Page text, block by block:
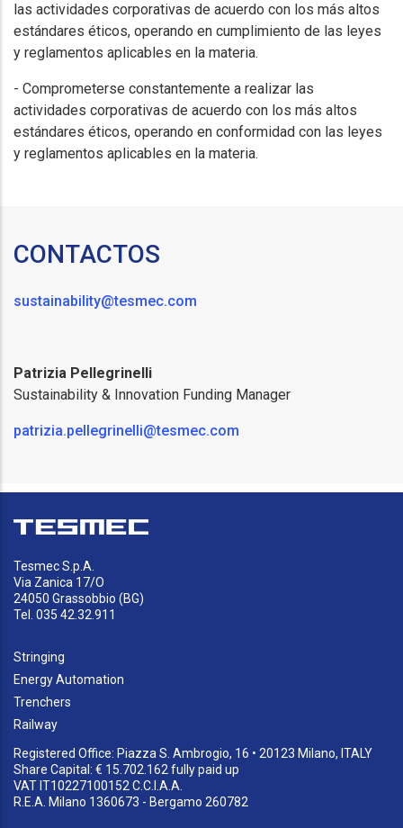
las actividades corporativas de acuerdo con los más altos
estándares éticos, operando en cumplimiento de las leyes
y reglamentos aplicables en la materia.
- Comprometerse constantemente a realizar las
actividades corporativas de acuerdo con los más altos
estándares éticos, operando en conformidad con las leyes
y reglamentos aplicables en la materia.
CONTACTOS
sustainability@tesmec.com
Patrizia Pellegrinelli
Sustainability & Innovation Funding Manager
patrizia.pellegrinelli@tesmec.com
Tesmec S.p.A.
Via Zanica 17/O
24050 Grassobbio (BG)
Tel. 035 42.32.911
Stringing
Energy Automation
Trenchers
Railway
Registered Office: Piazza S. Ambrogio, 16 • 20123 Milano, ITALY
Share Capital: € 15.702.162 fully paid up
VAT IT10227100152 C.C.I.A.A.
R.E.A. Milano 1360673 - Bergamo 260782